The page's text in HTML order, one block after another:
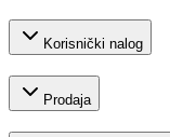
Korisnički nalog
Prodaja